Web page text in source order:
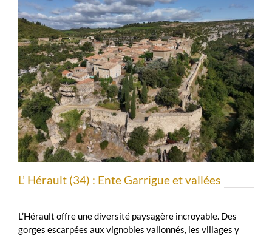
L’ Hérault (34) : Ente Garrigue et vallées
L’Hérault offre une diversité paysagère incroyable. Des
gorges escarpées aux vignobles vallonnés, les villages y